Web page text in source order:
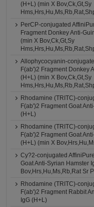
(H+L) (min X Bov,Ck,Gt,Sy
PerCP-conjugated
Fragment Donkey Anti-
(min X Bov,Ck,Gt,Sy
Allophycocyanin-
F(ab')2 Fragment Donkey
(H+L) (min X Bov,Ck,Gt,Sy
Rhodamine (TRITC)-
F(ab')2 Fragment Goat
(H+L)
Rhodamine (TRITC)-
F(ab')2 Fragment Goat
(H+L) (min X
Cy?2-conjugated
Goat Anti-Syrian Hamster
Bov,Hrs,Hu,Ms,Rb,Rat Sr
Rhodamine (TRITC)-
F(ab')2 Fragment Rabbit
IgG (H+L)